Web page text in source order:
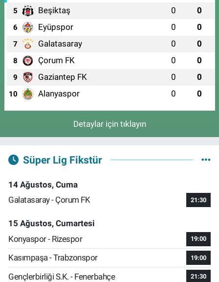
5 Beşiktaş 0 0
6 Eyüpspor 0 0
7 Galatasaray 0 0
8 Çorum FK 0 0
9 Gaziantep FK 0 0
10 Alanyaspor 0 0
Detaylar için tıklayın
Süper Lig Fikstür
14 Ağustos, Cuma
Galatasaray - Çorum FK
21:30
15 Ağustos, Cumartesi
Konyaspor - Rizespor
19:00
Kasımpaşa - Trabzonspor 19:00
Gençlerbirliği S.K. - Fenerbahçe 21:30